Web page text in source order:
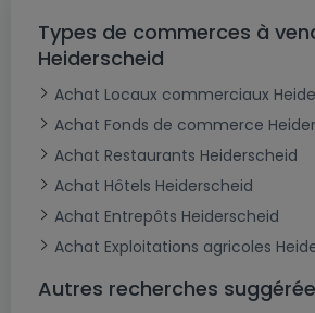
Types de commerces à
Heiderscheid
Achat Locaux commerciaux
Achat Fonds de commerce
Achat Restaurants Heiderscheid
Achat Hôtels Heiderscheid
Achat Entrepôts Heiderscheid
Achat Exploitations agricoles
Autres recherches